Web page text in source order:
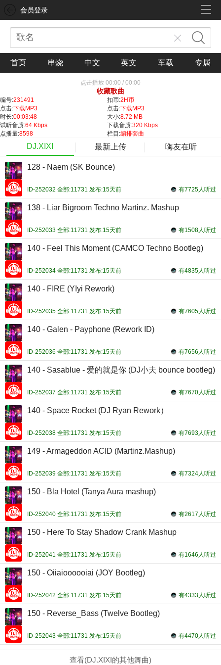
会员登录
首页 串烧 中文 英文 车载 专属
点击播放 00:00 / 00:00
收藏歌曲
编号:231491 扣币:2H币
点击:下载MP3 点击:下载MP3
时长:00:03:48 大小:8.72 MB
试听音质:64 Kbps 下载音质:320 Kbps
点播量:8598 栏目:编排套曲
DJ.XIXI 最新上传 嗨友在听
128 - Naem (SK Bounce)
有7725人听过
ID-252032 全部:11731 发布:15天前
138 - Liar Bigroom Techno Martinz. Mashup
有1508人听过
ID-252033 全部:11731 发布:15天前
140 - Feel This Moment (CAMCO Techno Bootleg)
有4835人听过
ID-252034 全部:11731 发布:15天前
140 - FIRE (YIyi Rework)
有7605人听过
ID-252035 全部:11731 发布:15天前
140 - Galen - Payphone (Rework ID)
有7656人听过
ID-252036 全部:11731 发布:15天前
140 - Sasablue - 爱的就是你 (DJ小夫 bounce bootleg)
有7670人听过
ID-252037 全部:11731 发布:15天前
140 - Space Rocket (DJ Ryan Rework）
有7693人听过
ID-252038 全部:11731 发布:15天前
149 - Armageddon ACID (Martinz.Mashup)
有7324人听过
ID-252039 全部:11731 发布:15天前
150 - Bla Hotel (Tanya Aura mashup)
有2617人听过
ID-252040 全部:11731 发布:15天前
150 - Here To Stay Shadow Crank Mashup
有1646人听过
ID-252041 全部:11731 发布:15天前
150 - Oiiaioooooiai (JOY Bootleg)
有4333人听过
ID-252042 全部:11731 发布:15天前
150 - Reverse_Bass (Twelve Bootleg)
有4470人听过
ID-252043 全部:11731 发布:15天前
查看(DJ.XIXI的其他舞曲)